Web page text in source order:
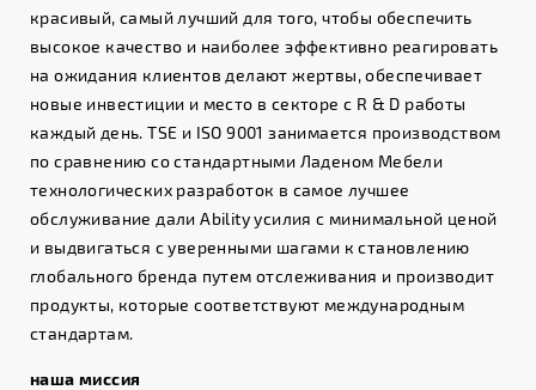
красивый, самый лучший для того, чтобы обеспечить
высокое качество и наиболее эффективно реагировать
на ожидания клиентов делают жертвы, обеспечивает
новые инвестиции и место в секторе с R & D работы
каждый день. TSE и ISO 9001 занимается производством
по сравнению со стандартными Ладеном Мебели
технологических разработок в самое лучшее
обслуживание дали Ability усилия с минимальной ценой
и выдвигаться с уверенными шагами к становлению
глобального бренда путем отслеживания и производит
продукты, которые соответствуют международным
стандартам.
наша миссия